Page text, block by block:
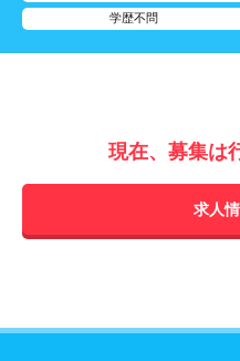
学歴不問
現在、募集は
求人